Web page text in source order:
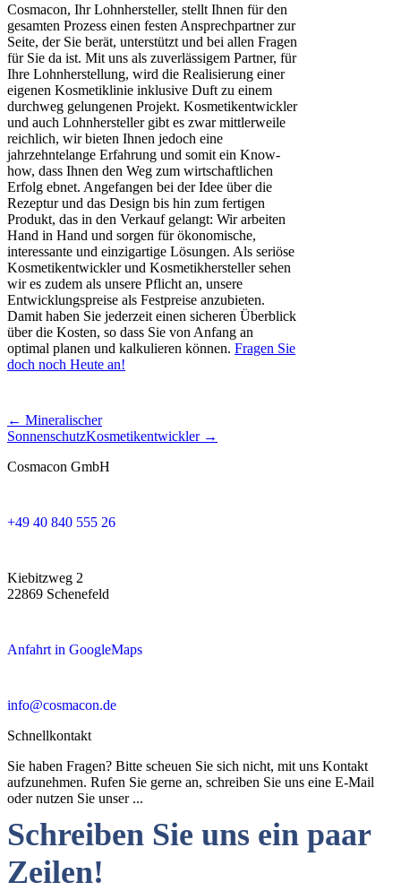
Cosmacon, Ihr Lohnhersteller, stellt Ihnen für den
gesamten Prozess einen festen Ansprechpartner zur
Seite, der Sie berät, unterstützt und bei allen Fragen
für Sie da ist. Mit uns als zuverlässigem Partner, für
Ihre Lohnherstellung, wird die Realisierung einer
eigenen Kosmetiklinie inklusive Duft zu einem
durchweg gelungenen Projekt. Kosmetikentwickler
und auch Lohnhersteller gibt es zwar mittlerweile
reichlich, wir bieten Ihnen jedoch eine
jahrzehntelange Erfahrung und somit ein Know-
how, dass Ihnen den Weg zum wirtschaftlichen
Erfolg ebnet. Angefangen bei der Idee über die
Rezeptur und das Design bis hin zum fertigen
Produkt, das in den Verkauf gelangt: Wir arbeiten
Hand in Hand und sorgen für ökonomische,
interessante und einzigartige Lösungen. Als seriöse
Kosmetikentwickler und Kosmetikhersteller sehen
wir es zudem als unsere Pflicht an, unsere
Entwicklungspreise als Festpreise anzubieten.
Damit haben Sie jederzeit einen sicheren Überblick
über die Kosten, so dass Sie von Anfang an
optimal planen und kalkulieren können. Fragen Sie
doch noch Heute an!
← Mineralischer
SonnenschutzKosmetikentwickler →
Cosmacon GmbH
+49 40 840 555 26
Kiebitzweg 2
22869 Schenefeld
Anfahrt in GoogleMaps
info@cosmacon.de
Schnellkontakt
Sie haben Fragen? Bitte scheuen Sie sich nicht, mit uns Kontakt
aufzunehmen. Rufen Sie gerne an, schreiben Sie uns eine E-Mail
oder nutzen Sie unser ...
Schreiben Sie uns ein paar
Zeilen!